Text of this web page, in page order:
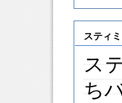
スティ
ス
ち